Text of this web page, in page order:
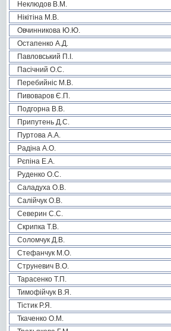
Неклюдов В.М.
Нікітіна М.В.
Овчинникова Ю.Ю.
Остапенко А.Д.
Павловський П.І.
Пасічний О.С.
Перебийніс М.В.
Пивоваров Є.П.
Подгорна В.В.
Припутень Д.С.
Пуртова А.А.
Радіна А.О.
Рєпіна Е.А.
Руденко О.С.
Саладуха О.В.
Салійчук О.В.
Северин С.С.
Скрипка Т.В.
Соломчук Д.В.
Стефанчук М.О.
Струневич В.О.
Тарасенко Т.П.
Тимофійчук В.Я.
Тістик Р.Я.
Ткаченко О.М.